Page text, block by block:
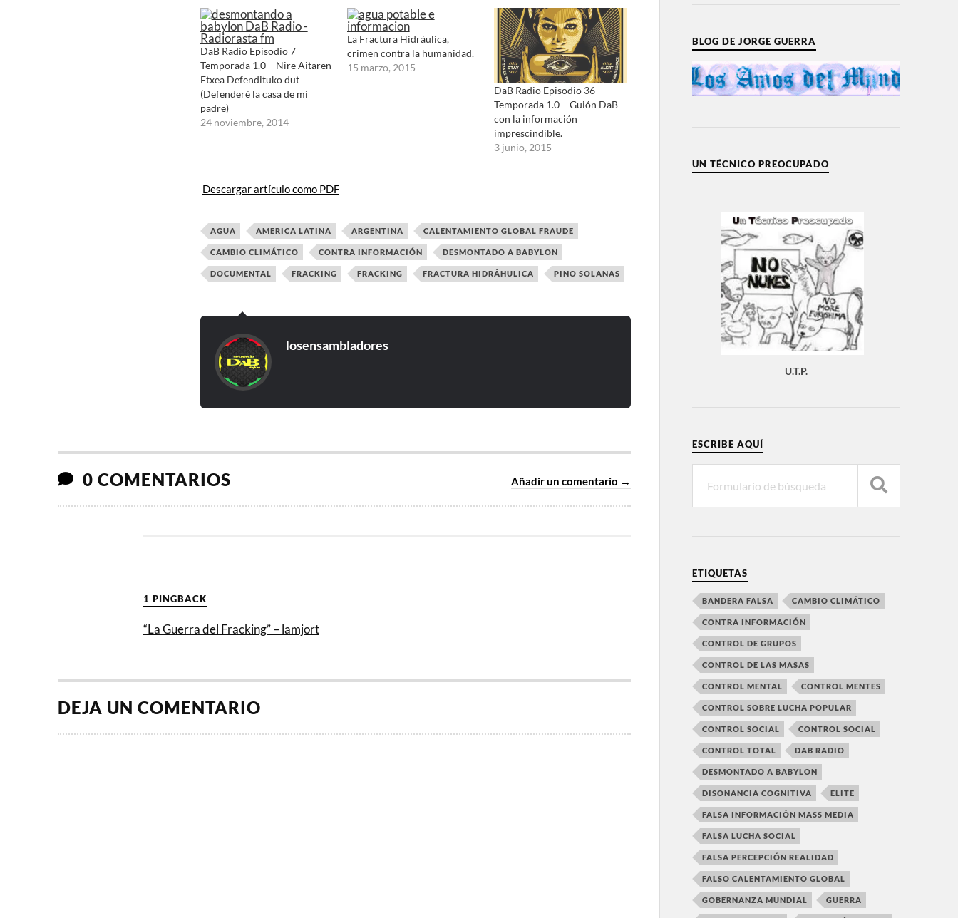
DaB Radio Episodio 7
Temporada 1.0 – Nire Aitaren
Etxea Defendituko dut
(Defenderé la casa de mi
padre)
24 noviembre, 2014
La Fractura Hidráulica,
crimen contra la humanidad.
15 marzo, 2015
DaB Radio Episodio 36
Temporada 1.0 – Guión DaB
con la información
imprescindible.
3 junio, 2015
Descargar artículo como PDF
AGUA AMERICA LATINA ARGENTINA CALENTAMIENTO GLOBAL FRAUDE
CAMBIO CLIMÁTICO CONTRA INFORMACIÓN DESMONTADO A BABYLON
DOCUMENTAL FRACKING FRACKING FRACTURA HIDRÁHULICA PINO SOLANAS
losensambladores
0 COMENTARIOS Añadir un comentario →
1 PINGBACK
“La Guerra del Fracking” – lamjort
DEJA UN COMENTARIO
BLOG DE JORGE GUERRA
UN TÉCNICO PREOCUPADO
U.T.P.
ESCRIBE AQUÍ
ETIQUETAS
BANDERA FALSA CAMBIO CLIMÁTICO
CONTRA INFORMACIÓN
CONTROL DE GRUPOS
CONTROL DE LAS MASAS
CONTROL MENTAL CONTROL MENTES
CONTROL SOBRE LUCHA POPULAR
CONTROL SOCIAL CONTROL SOCIAL
CONTROL TOTAL DAB RADIO
DESMONTADO A BABYLON
DISONANCIA COGNITIVA ELITE
FALSA INFORMACIÓN MASS MEDIA
FALSA LUCHA SOCIAL
FALSA PERCEPCIÓN REALIDAD
FALSO CALENTAMIENTO GLOBAL
GOBERNANZA MUNDIAL GUERRA